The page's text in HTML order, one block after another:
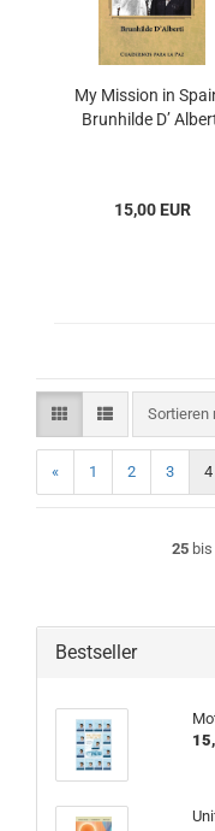
My Mission in
Brunhilde D’
15,00 EUR
Sortieren
Sortieren
« 1 2 3 4
25bis
Bestseller